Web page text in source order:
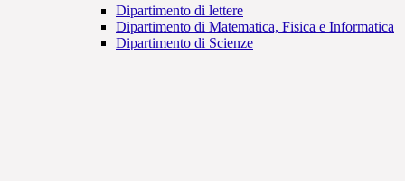
Dipartimento di lettere
Dipartimento di Matematica, Fisica e Informatica
Dipartimento di Scienze